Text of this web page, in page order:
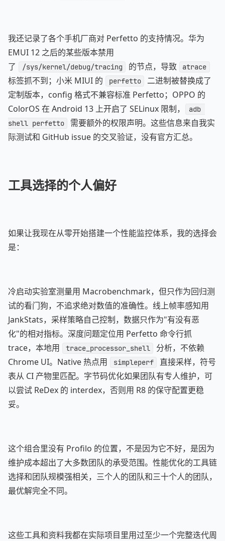
我还记录了各个手机厂商对 Perfetto 的支持情况。华为
EMUI 12 之后的某些版本禁用
了
/sys/kernel/debug/tracing 的节点，导致 atrace
标签抓不到；小米 MIUI 的 perfetto
二进制被替换成了
定制版本，config 格式不兼容标准 Perfetto；OPPO 的
ColorOS 在 Android 13 上开启了 SELinux 限制，
adb
shell perfetto
需要额外的权限声明。这些信息来自我实
际测试和 GitHub issue 的交叉验证，没有官方汇总。
工具选择的个人偏好
如果让我现在从零开始搭建一个性能监控体系，我的选择会
是：
冷启动实验室测量用 Macrobenchmark，但只作为回归测
试的看门狗，不追求绝对数值的准确性。线上帧率感知用
JankStats，采样策略自己控制，数据只作为"有没有恶
化"的相对指标。深度问题定位用 Perfetto 命令行抓
trace，本地用
trace_processor_shell
分析，不依赖
Chrome UI。Native 热点用
simpleperf
直接采样，符号
表从 CI 产物里匹配。字节码优化如果团队有专人维护，可
以尝试 ReDex 的 interdex，否则用 R8 的保守配置更稳
妥。
这个组合里没有 Profilo 的位置，不是因为它不好，是因为
维护成本超出了大多数团队的承受范围。性能优化的工具链
选择和团队规模强相关，三个人的团队和三十个人的团队，
最优解完全不同。
这些工具和资料我都在实际项目里用过至少一个完整迭代周